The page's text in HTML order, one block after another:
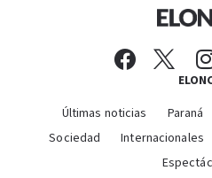
Últimas noticias Paraná
Sociedad
Internacionales